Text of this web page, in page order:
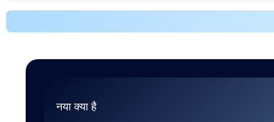
नया क्या है